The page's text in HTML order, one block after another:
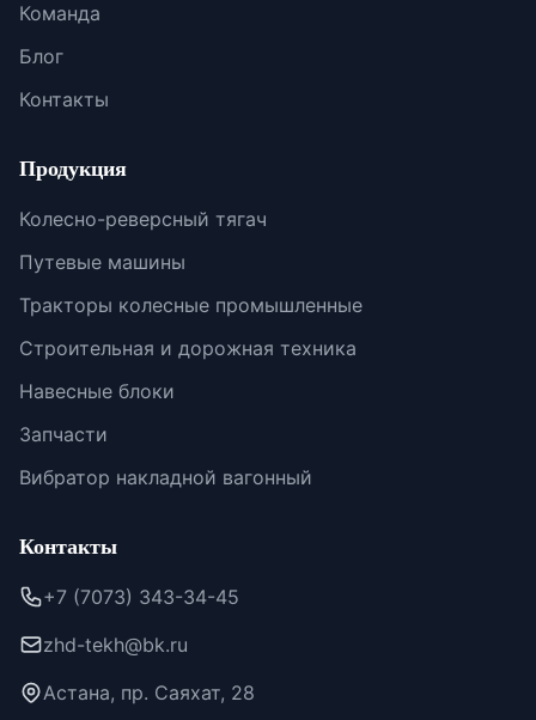
Команда
Блог
Контакты
Продукция
Колесно-реверсный тягач
Путевые машины
Тракторы колесные промышленные
Строительная и дорожная техника
Навесные блоки
Запчасти
Вибратор накладной вагонный
Контакты
+7 (7073) 343-34-45
zhd-tekh@bk.ru
Астана, пр. Саяхат, 28